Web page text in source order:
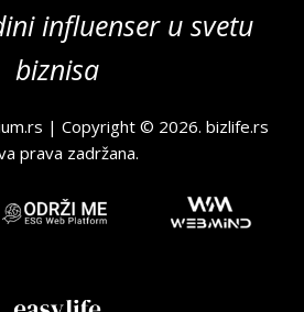
influenser u svetu
biznisa
| Copyright © 2026.bizlife.rs
prava zadržana.